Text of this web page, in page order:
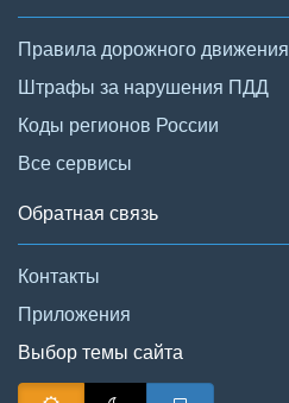
Правила дорожного движения
Штрафы за нарушения ПДД
Коды регионов России
Все сервисы
Обратная связь
Контакты
Приложения
Выбор темы сайта